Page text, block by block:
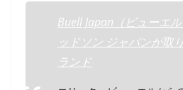
Buell Japan（ビューエ
ッドソン ジャパンが取
ランド